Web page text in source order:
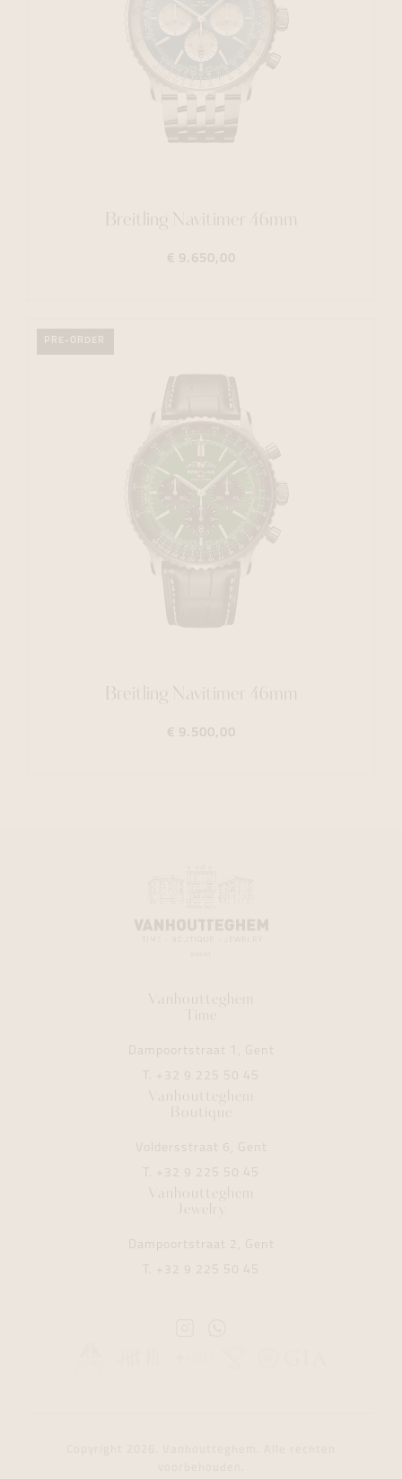
Breitling Navitimer 46mm
€ 9.650,00
PRE-ORDER
Breitling Navitimer 46mm
€ 9.500,00
Vanhoutteghem
Time
Dampoortstraat 1, Gent
T. +32 9 225 50 45
Vanhoutteghem
Boutique
Voldersstraat 6, Gent
T. +32 9 225 50 45
Vanhoutteghem
Jewelry
Dampoortstraat 2, Gent
T. +32 9 225 50 45